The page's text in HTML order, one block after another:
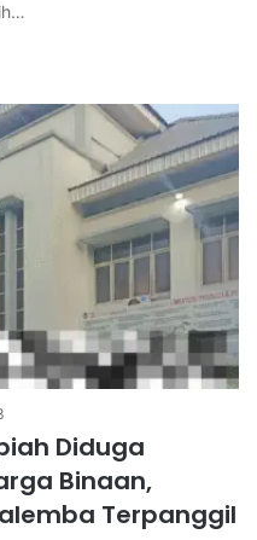
Diduga
Binaan,
Terpanggil